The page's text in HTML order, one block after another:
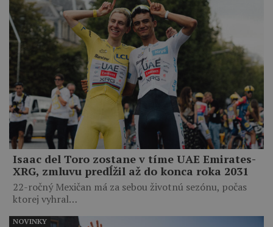
Isaac del Toro zostane v tíme UAE Emirates-
XRG, zmluvu predĺžil až do konca roka 2031
22-ročný Mexičan má za sebou životnú sezónu, počas
ktorej vyhral…
NOVINKY